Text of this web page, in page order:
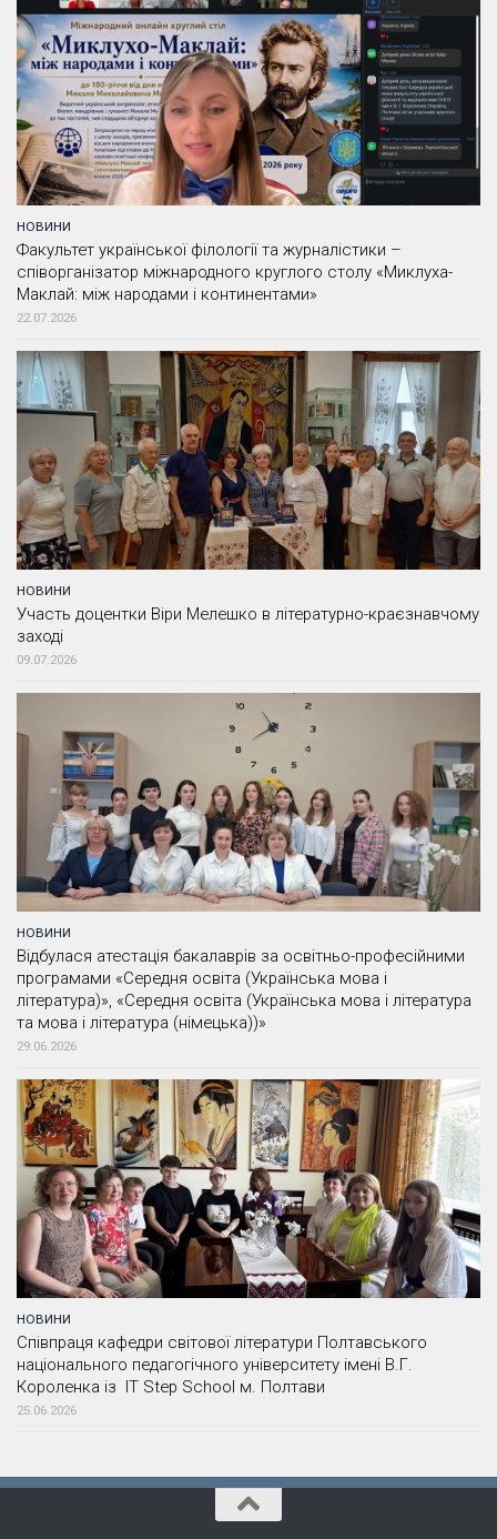
НОВИНИ
Факультет української філології та журналістики –
співорганізатор міжнародного круглого столу «Миклуха-
Маклай: між народами і континентами»
22.07.2026
НОВИНИ
Участь доцентки Віри Мелешко в літературно-краєзнавчому
заході
09.07.2026
НОВИНИ
Відбулася атестація бакалаврів за освітньо-професійними
програмами «Середня освіта (Українська мова і
література)», «Середня освіта (Українська мова і література
та мова і література (німецька))»
29.06.2026
НОВИНИ
Співпраця кафедри світової літератури Полтавського
національного педагогічного університету імені В.Г.
Короленка із IT Step School м. Полтави
25.06.2026